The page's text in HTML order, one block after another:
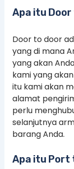
Apa itu
Door to door
yang di mana
yang akan
kami yang
itu kami akan
alamat
perlu
selanjutnya
barang Anda.
Apa itu Port